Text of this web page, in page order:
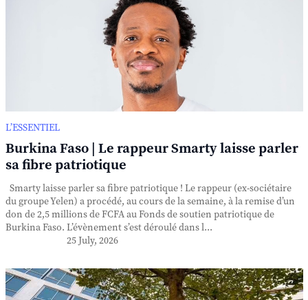
L’ESSENTIEL
Burkina Faso | Le rappeur Smarty laisse parler
sa fibre patriotique
Smarty laisse parler sa fibre patriotique ! Le rappeur (ex-sociétaire
du groupe Yelen) a procédé, au cours de la semaine, à la remise d’un
don de 2,5 millions de FCFA au Fonds de soutien patriotique de
Burkina Faso. L’évènement s’est déroulé dans l...
25 July, 2026